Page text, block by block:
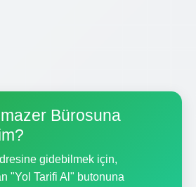
Bürosuna
gidebilmek için,
"Yol Tarifi Al" butonuna